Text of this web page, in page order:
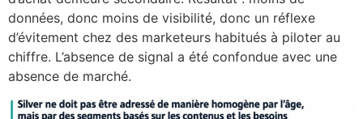
données, donc moins de visibilité, donc un réflexe
d’évitement chez des marketeurs habitués à piloter au
chiffre. L’absence de signal a été confondue avec une
absence de marché.